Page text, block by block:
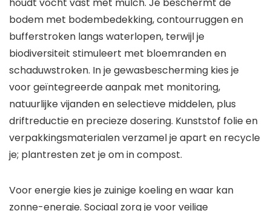
bodem met bodembedekking, contourruggen en
bufferstroken langs waterlopen, terwijl je
biodiversiteit stimuleert met bloemranden en
schaduwstroken. In je gewasbescherming kies je
voor geïntegreerde aanpak met monitoring,
natuurlijke vijanden en selectieve middelen, plus
driftreductie en precieze dosering. Kunststof folie en
verpakkingsmaterialen verzamel je apart en recycle
je; plantresten zet je om in compost.
Voor energie kies je zuinige koeling en waar kan
zonne-energie. Sociaal zorg je voor veilige